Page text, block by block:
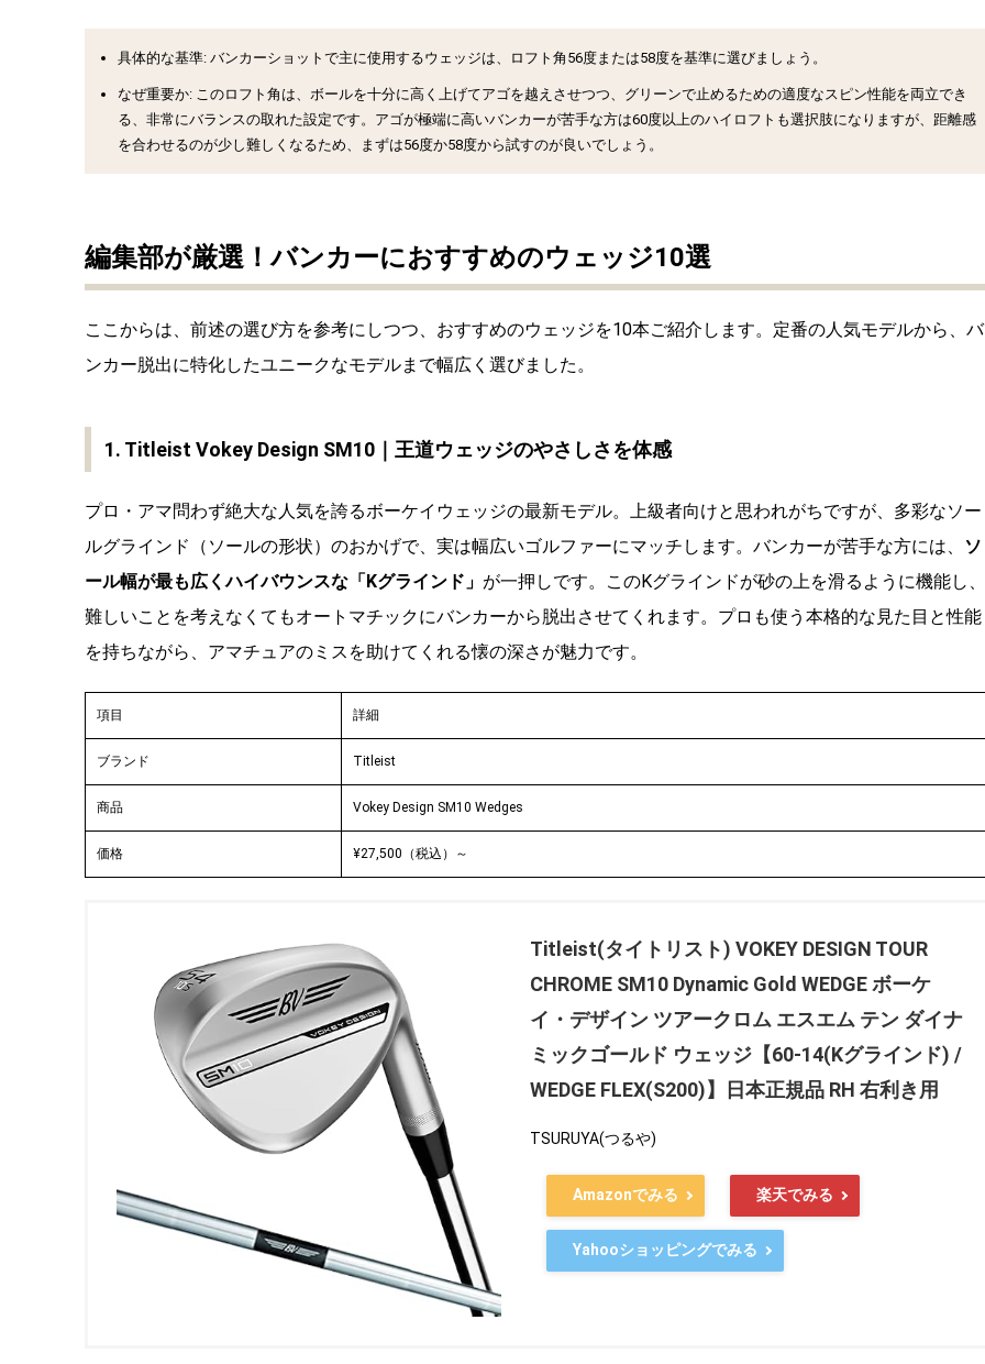
具体的な基準: バンカーショットで主に使用するウェッジは、 ロフト角56度または58度を基準に選びましょう。
なぜ重要か: このロフト角は、ボールを十分に高く上げてアゴを越えさせつつ、グリーンで止めるための適度なスピン性能を両立でき
る、非常にバランスの取れた設定です。アゴが極端に高いバンカーが苦手な方は60度以上のハイロフトも選択肢になりますが、距離感
を合わせるのが少し難しくなるため、まずは56度か58度から試すのが良いでしょう。
編集部が厳選！バンカーにおすすめのウェッジ10選
ここからは、前述の選び方を参考にしつつ、おすすめのウェッジを10本ご紹介します。定番の人気モデルから、バ
ンカー脱出に特化したユニークなモデルまで幅広く選びました。
1. Titleist Vokey Design SM10｜王道ウェッジのやさしさを体感
プロ・アマ問わず絶大な人気を誇るボーケイウェッジの最新モデル。上級者向けと思われがちですが、多彩なソー
ルグラインド（ソールの形状）のおかげで、実は幅広いゴルファーにマッチします。バンカーが苦手な方には、
ソ
ール幅が最も広くハイバウンスな「Kグラインド」 が一押しです。このKグラインドが砂の上を滑るように機能し、
難しいことを考えなくてもオートマチックにバンカーから脱出させてくれます。プロも使う本格的な見た目と性能
を持ちながら、アマチュアのミスを助けてくれる懐の深さが魅力です。
項目 詳細
ブランド Titleist
商品 Vokey Design SM10 Wedges
価格 ¥27,500（税込）～
Titleist(タイトリスト) VOKEY DESIGN TOUR
CHROME SM10 Dynamic Gold WEDGE ボーケ
イ・デザイン ツアークロム エスエム テン ダイナ
ミックゴールド ウェッジ【60-14(Kグラインド) /
WEDGE FLEX(S200)】日本正規品 RH 右利き用
TSURUYA(つるや)
Amazonでみる 楽天でみる
Yahooショッピングでみる